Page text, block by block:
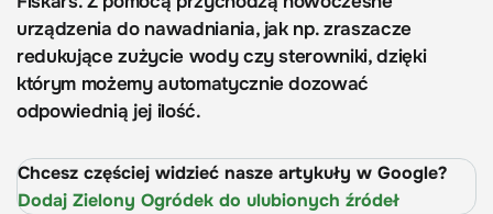
urządzenia do nawadniania, jak np. zraszacze
redukujące zużycie wody czy sterowniki, dzięki
którym możemy automatycznie dozować
odpowiednią jej ilość.
Chcesz częściej widzieć nasze artykuły w Google?
Dodaj Zielony Ogródek do ulubionych źródeł